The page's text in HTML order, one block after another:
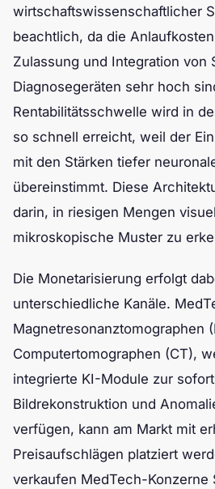
wirtschaftswissenschaftlicher
beachtlich, da die
Zulassung und Integration von
Diagnosegeräten sehr hoch
Rentabilitätsschwelle wird in
so schnell erreicht, weil der
mit den Stärken tiefer
übereinstimmt. Diese
darin, in riesigen Mengen
mikroskopische Muster zu
Die Monetarisierung erfolgt
unterschiedliche Kanäle.
Magnetresonanztomographen
Computertomographen (CT),
integrierte KI-Module zur
Bildrekonstruktion und
verfügen, kann am Markt mit
Preisaufschlägen platziert
verkaufen MedTech-Konzerne